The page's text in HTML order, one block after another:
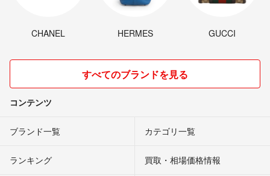
CHANEL HERMES GUCCI
すべてのブランドを見る
コンテンツ
ブランド一覧 カテゴリ一覧
ランキング 買取・相場価格情報